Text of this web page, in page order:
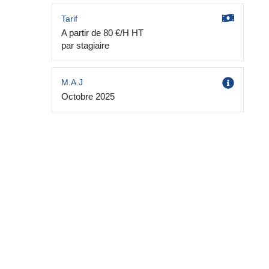
Tarif
A partir de 80 €/H HT
par stagiaire
M.A.J
Octobre 2025